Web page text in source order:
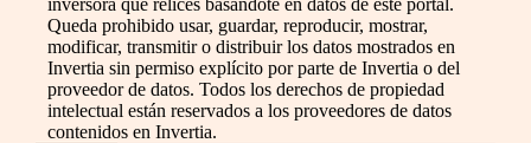
Queda prohibido usar, guardar, reproducir, mostrar,
modificar, transmitir o distribuir los datos mostrados en
Invertia sin permiso explícito por parte de Invertia o del
proveedor de datos. Todos los derechos de propiedad
intelectual están reservados a los proveedores de datos
contenidos en Invertia.